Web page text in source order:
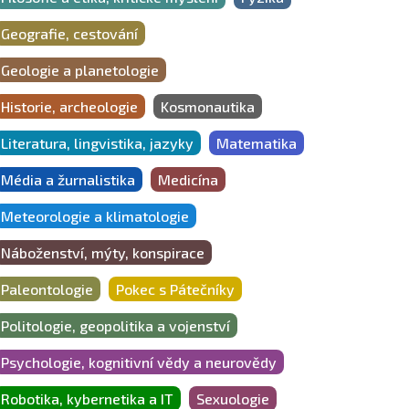
Geografie, cestování
Geologie a planetologie
Historie, archeologie Kosmonautika
Literatura, lingvistika, jazyky Matematika
Média a žurnalistika Medicína
Meteorologie a klimatologie
Náboženství, mýty, konspirace
Paleontologie Pokec s Pátečníky
Politologie, geopolitika a vojenství
Psychologie, kognitivní vědy a neurovědy
Robotika, kybernetika a IT Sexuologie